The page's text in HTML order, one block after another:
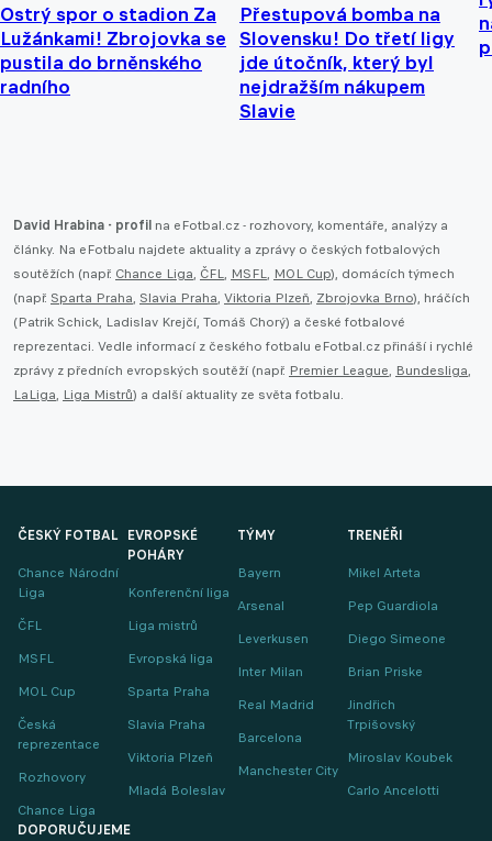
Ostrý spor o stadion Za
Lužánkami! Zbrojovka se
pustila do brněnského
radního
Přestupová bomba na
Slovensku! Do třetí ligy
jde útočník, který byl
nejdražším nákupem
Slavie
David Hrabina - profil na eFotbal.cz - rozhovory, komentáře, analýzy a
články. Na eFotbalu najdete aktuality a zprávy o českých fotbalových
soutěžích (např. Chance Liga, ČFL, MSFL, MOL Cup), domácích týmech
(např. Sparta Praha, Slavia Praha, Viktoria Plzeň, Zbrojovka Brno), hráčích
(Patrik Schick, Ladislav Krejčí, Tomáš Chorý) a české fotbalové
reprezentaci. Vedle informací z českého fotbalu eFotbal.cz přináší i rychlé
zprávy z předních evropských soutěží (např. Premier League, Bundesliga,
LaLiga, Liga Mistrů) a další aktuality ze světa fotbalu.
ČESKÝ FOTBAL
Chance Národní
Liga
ČFL
MSFL
MOL Cup
Česká
reprezentace
Rozhovory
Chance Liga
EVROPSKÉ
POHÁRY
Konferenční liga
Liga mistrů
Evropská liga
Sparta Praha
Slavia Praha
Viktoria Plzeň
Mladá Boleslav
TÝMY
Bayern
Arsenal
Leverkusen
Inter Milan
Real Madrid
Barcelona
Manchester City
TRENÉŘI
Mikel Arteta
Pep Guardiola
Diego Simeone
Brian Priske
Jindřich
Trpišovský
Miroslav Koubek
Carlo Ancelotti
DOPORUČUJEME